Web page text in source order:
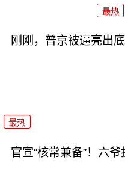
最热
刚刚，普京被逼亮出
最热
官宣“核常兼备”！六